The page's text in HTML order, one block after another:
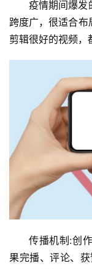
简
评
手
登录
疫情期间爆发
跨度广，很适合
剪辑很好的视频，
传播机制:创
果完播、评论、